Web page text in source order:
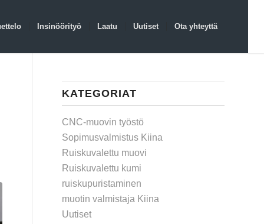
Insinöörityö Laatu Uutiset Ota yhteyttä
KATEGORIAT
CNC-muovin työstö
Sopimusvalmistus Kiina
Ruiskuvalettu muovi
Ruiskuvalettu kumi
ruiskupuristaminen
muotin valmistaja Kiina
Uutiset